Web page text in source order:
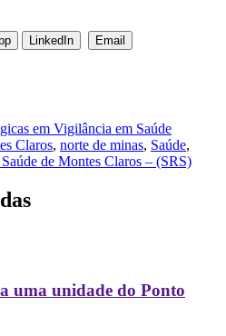
LinkedIn Email
em Vigilância em Saúde
Claros, norte de minas, Saúde,
de Montes Claros – (SRS)
uma unidade do Ponto